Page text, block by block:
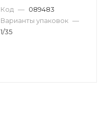
ЯГОДЫ, ГРИБЫ», ШТАНГ
НШ-51
Код — 089483
Варианты упаковок —
1/35